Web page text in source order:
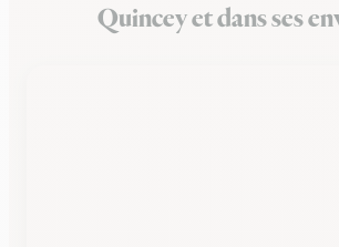
Quincey et dans ses